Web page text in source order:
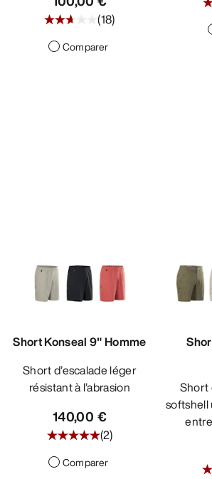
(18)
Comparer
Short Konseal 9" Homme
Short d’escalade léger
résistant à l’abrasion
140,00 €
(2)
Comparer
Short de randonnée en
softshell